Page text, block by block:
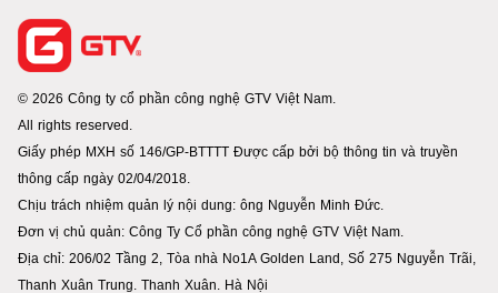
© 2026 Công ty cổ phần công nghệ GTV Việt Nam.
All rights reserved.
Giấy phép MXH số 146/GP-BTTTT Được cấp bởi bộ thông tin và truyền
thông cấp ngày 02/04/2018.
Chịu trách nhiệm quản lý nội dung: ông Nguyễn Minh Đức.
Đơn vị chủ quản: Công Ty Cổ phần công nghệ GTV Việt Nam.
Địa chỉ: 206/02 Tầng 2, Tòa nhà No1A Golden Land, Số 275 Nguyễn Trãi,
Thanh Xuân Trung. Thanh Xuân. Hà Nội